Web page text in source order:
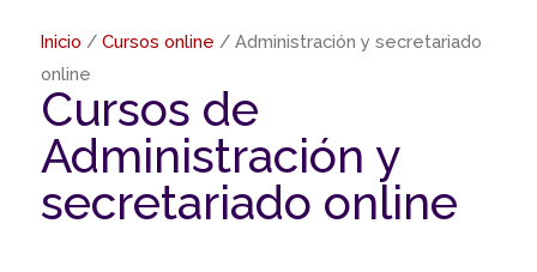
Inicio / Cursos online / Administración y secretariado
online
Cursos de
Administración y
secretariado online